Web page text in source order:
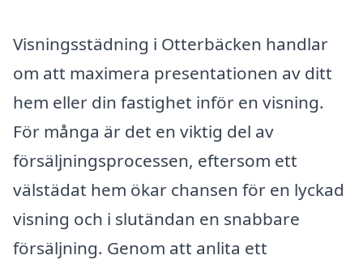
Visningsstädning i Otterbäcken handlar
om att maximera presentationen av ditt
hem eller din fastighet inför en visning.
För många är det en viktig del av
försäljningsprocessen, eftersom ett
välstädat hem ökar chansen för en lyckad
visning och i slutändan en snabbare
försäljning. Genom att anlita ett